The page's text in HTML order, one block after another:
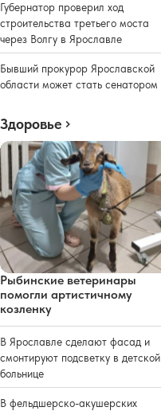
Губернатор проверил ход
строительства третьего моста
через Волгу в Ярославле
Бывший прокурор Ярославской
области может стать сенатором
Здоровье
Рыбинские ветеринары
помогли артистичному
козленку
В Ярославле сделают фасад и
смонтируют подсветку в детской
больнице
В фельдшерско-акушерских